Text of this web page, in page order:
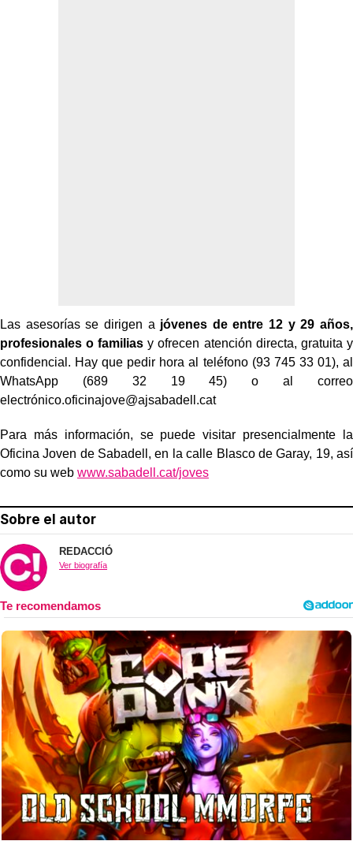
Las asesorías se dirigen a jóvenes de entre 12 y 29 años,
profesionales o familias y ofrecen atención directa, gratuita y
confidencial. Hay que pedir hora al teléfono (93 745 33 01), al
WhatsApp (689 32 19 45) o al correo
electrónico.oficinajove@ajsabadell.cat
Para más información, se puede visitar presencialmente la
Oficina Joven de Sabadell, en la calle Blasco de Garay, 19, así
como su web www.sabadell.cat/joves
Sobre el autor
REDACCIÓ
Ver biografía